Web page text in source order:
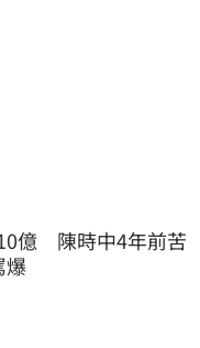
億　陳時中4年前苦
爆